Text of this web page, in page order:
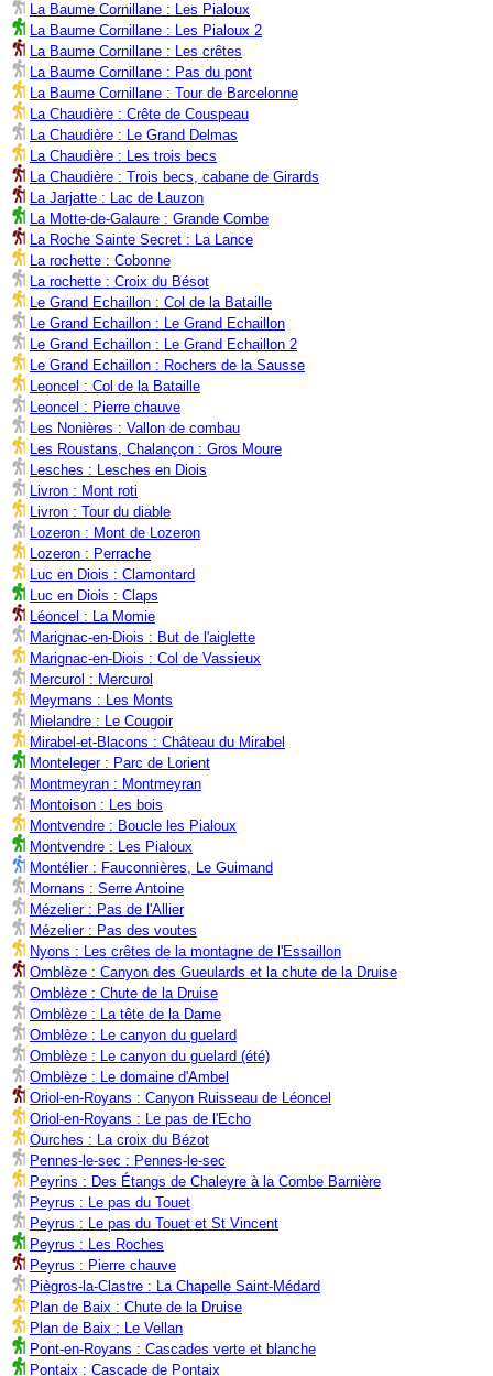
La Baume Cornillane : Les Pialoux
La Baume Cornillane : Les Pialoux 2
La Baume Cornillane : Les crêtes
La Baume Cornillane : Pas du pont
La Baume Cornillane : Tour de Barcelonne
La Chaudière : Crête de Couspeau
La Chaudière : Le Grand Delmas
La Chaudière : Les trois becs
La Chaudière : Trois becs, cabane de Girards
La Jarjatte : Lac de Lauzon
La Motte-de-Galaure : Grande Combe
La Roche Sainte Secret : La Lance
La rochette : Cobonne
La rochette : Croix du Bésot
Le Grand Echaillon : Col de la Bataille
Le Grand Echaillon : Le Grand Echaillon
Le Grand Echaillon : Le Grand Echaillon 2
Le Grand Echaillon : Rochers de la Sausse
Leoncel : Col de la Bataille
Leoncel : Pierre chauve
Les Nonières : Vallon de combau
Les Roustans, Chalançon : Gros Moure
Lesches : Lesches en Diois
Livron : Mont roti
Livron : Tour du diable
Lozeron : Mont de Lozeron
Lozeron : Perrache
Luc en Diois : Clamontard
Luc en Diois : Claps
Léoncel : La Momie
Marignac-en-Diois : But de l'aiglette
Marignac-en-Diois : Col de Vassieux
Mercurol : Mercurol
Meymans : Les Monts
Mielandre : Le Cougoir
Mirabel-et-Blacons : Château du Mirabel
Monteleger : Parc de Lorient
Montmeyran : Montmeyran
Montoison : Les bois
Montvendre : Boucle les Pialoux
Montvendre : Les Pialoux
Montélier : Fauconnières, Le Guimand
Mornans : Serre Antoine
Mézelier : Pas de l'Allier
Mézelier : Pas des voutes
Nyons : Les crêtes de la montagne de l'Essaillon
Omblèze : Canyon des Gueulards et la chute de la Druise
Omblèze : Chute de la Druise
Omblèze : La tête de la Dame
Omblèze : Le canyon du guelard
Omblèze : Le canyon du guelard (été)
Omblèze : Le domaine d'Ambel
Oriol-en-Royans : Canyon Ruisseau de Léoncel
Oriol-en-Royans : Le pas de l'Echo
Ourches : La croix du Bézot
Pennes-le-sec : Pennes-le-sec
Peyrins : Des Étangs de Chaleyre à la Combe Barnière
Peyrus : Le pas du Touet
Peyrus : Le pas du Touet et St Vincent
Peyrus : Les Roches
Peyrus : Pierre chauve
Piègros-la-Clastre : La Chapelle Saint-Médard
Plan de Baix : Chute de la Druise
Plan de Baix : Le Vellan
Pont-en-Royans : Cascades verte et blanche
Pontaix : Cascade de Pontaix